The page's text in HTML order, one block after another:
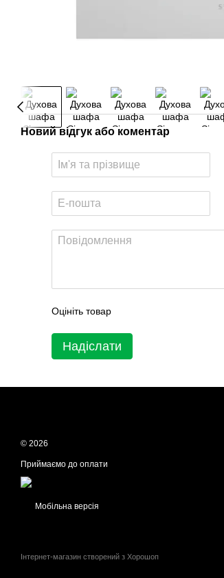
Новий відгук або коментар
Оцініть товар
Надіслати
© 2026
Приймаємо до оплати
Мобільна версія
Інтернет-магазин створений з Хорошоп